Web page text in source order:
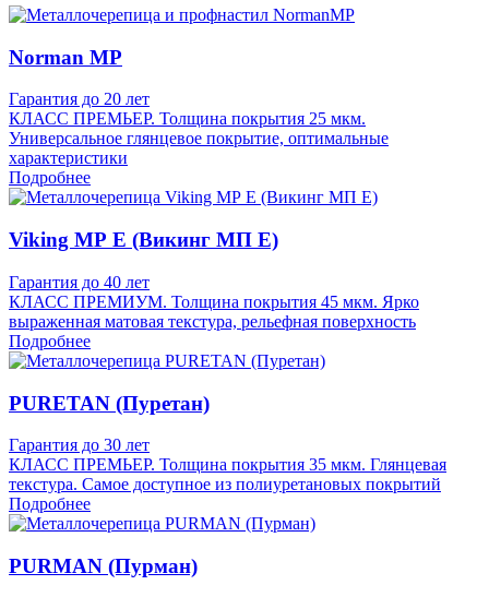
Norman MP
Гарантия до 20 лет
КЛАСС ПРЕМЬЕР. Толщина покрытия 25 мкм.
Универсальное глянцевое покрытие, оптимальные
характеристики
Подробнее
Viking MP E (Викинг МП Е)
Гарантия до 40 лет
КЛАСС ПРЕМИУМ. Толщина покрытия 45 мкм. Ярко
выраженная матовая текстура, рельефная поверхность
Подробнее
PURETAN (Пуретан)
Гарантия до 30 лет
КЛАСС ПРЕМЬЕР. Толщина покрытия 35 мкм. Глянцевая
текстура. Самое доступное из полиуретановых покрытий
Подробнее
PURMAN (Пурман)